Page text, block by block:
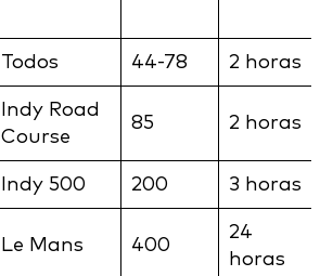
Todos 44-78 2 horas
Indy Road
Course
85 2 horas
Indy 500 200 3 horas
Le Mans 400
24
horas